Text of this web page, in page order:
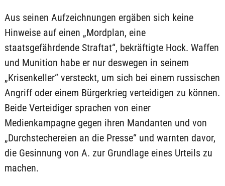
Aus seinen Aufzeichnungen ergäben sich keine
Hinweise auf einen „Mordplan, eine
staatsgefährdende Straftat“, bekräftigte Hock. Waffen
und Munition habe er nur deswegen in seinem
„Krisenkeller“ versteckt, um sich bei einem russischen
Angriff oder einem Bürgerkrieg verteidigen zu können.
Beide Verteidiger sprachen von einer
Medienkampagne gegen ihren Mandanten und von
„Durchstechereien an die Presse“ und warnten davor,
die Gesinnung von A. zur Grundlage eines Urteils zu
machen.